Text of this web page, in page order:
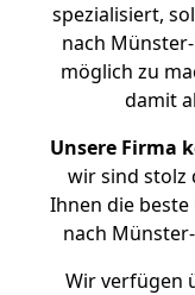
spezialisiert,
nach
möglich zu
damit
Unsere Firma
wir sind stolz
Ihnen die
nach
Wir verfügen